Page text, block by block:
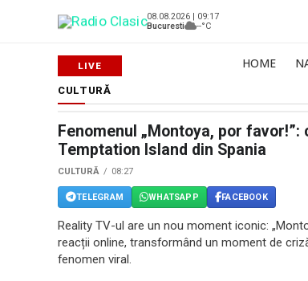
08.08.2026 | 09:17
Bucuresti
--°C
HOME
CULTURĂ
Fenomenul „Montoya, por
Temptation Island din Spania
CULTURĂ 08:27
TELEGRAM WHATSAPP FACEBOOK
Reality TV-ul are un nou moment iconic:
reacții online, transformând un moment de
fenomen viral.